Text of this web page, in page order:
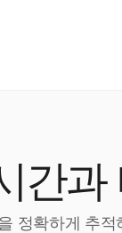
간과
정확하게 추